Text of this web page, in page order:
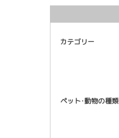
カテゴリー
ペット･動物の種類